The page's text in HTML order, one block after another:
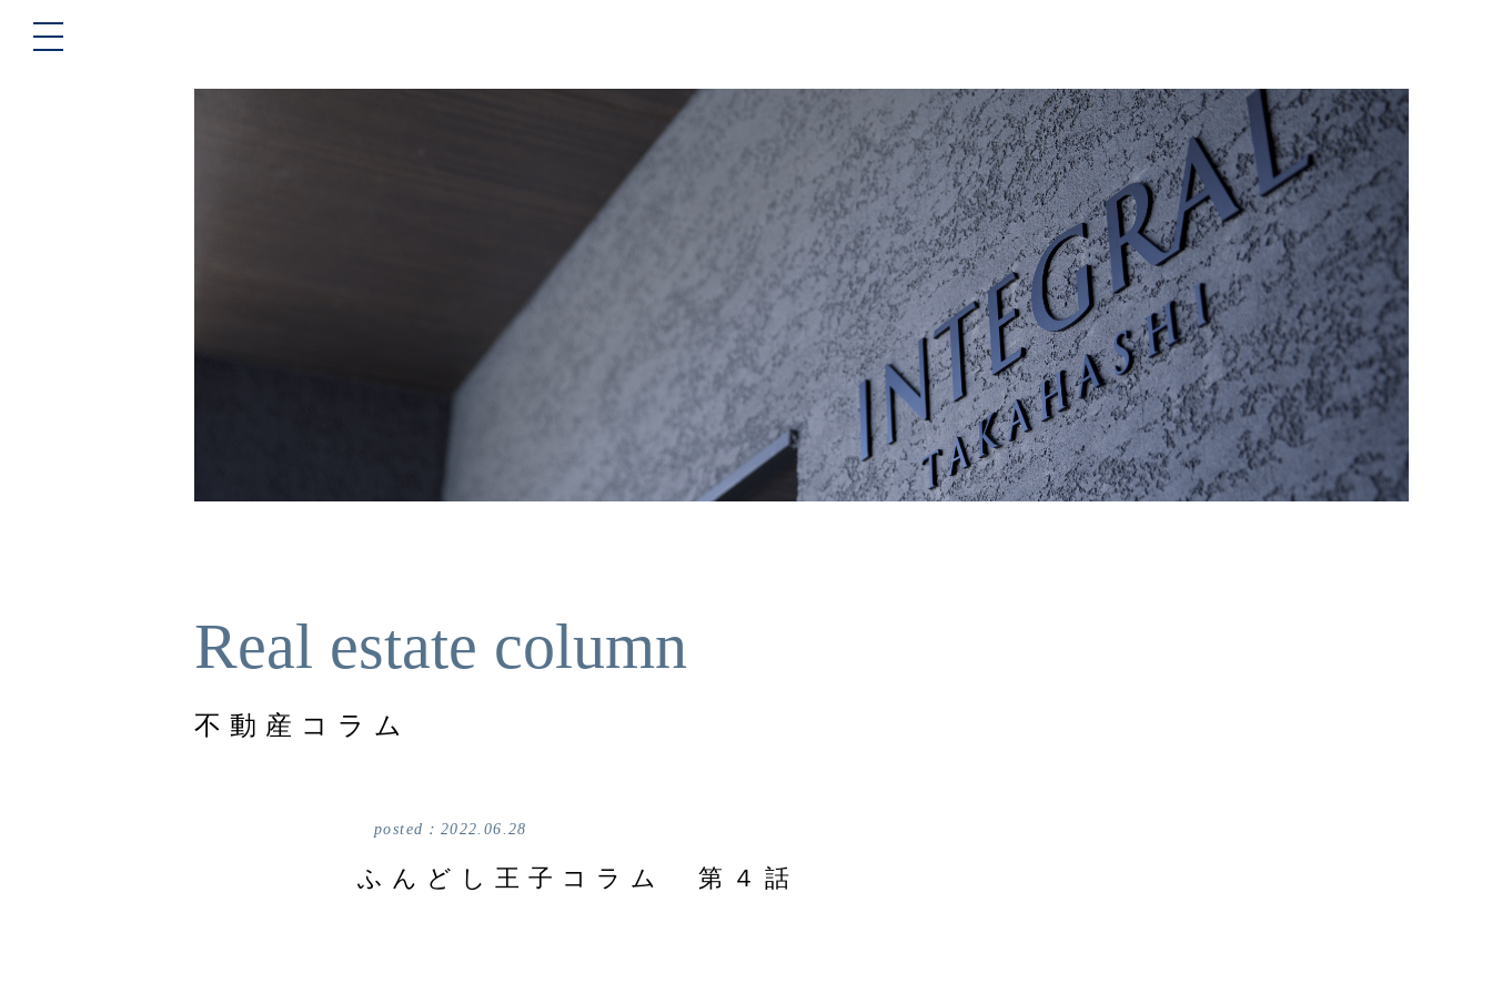
Real estate column
不動産コラム
posted： 2022.06.28
ふんどし王子コラム 第４話